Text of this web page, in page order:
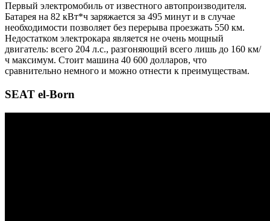
Первый электромобиль от известного автопроизводителя.
Батарея на 82 кВт*ч заряжается за 495 минут и в случае
необходимости позволяет без перерыва проезжать 550 км.
Недостатком электрокара является не очень мощный
двигатель: всего 204 л.с., разгоняющий всего лишь до 160 км/
ч максимум. Стоит машина 40 600 долларов, что
сравнительно немного и можно отнести к преимуществам.
SEAT el-Born